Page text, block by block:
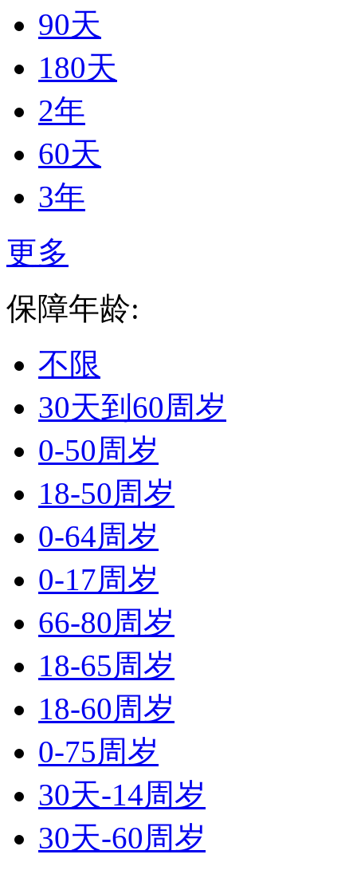
90天
180天
2年
60天
3年
更多
保障年龄:
不限
30天到60周岁
0-50周岁
18-50周岁
0-64周岁
0-17周岁
66-80周岁
18-65周岁
18-60周岁
0-75周岁
30天-14周岁
30天-60周岁